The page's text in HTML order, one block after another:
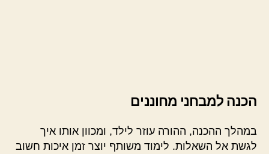
הכנה למבחני מחוננים
במהלך ההכנה, ההורה עוזר לילד, ומכוון אותו איך
לגשת אל השאלות. לימוד משותף יוצר זמן איכות חשוב